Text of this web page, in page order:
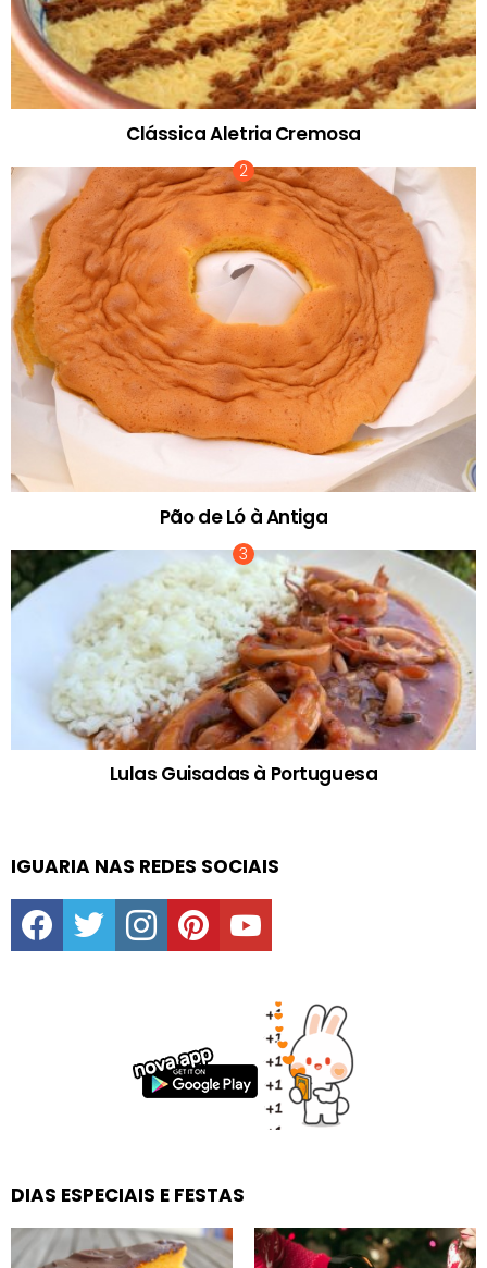
Clássica Aletria Cremosa
Pão de Ló à Antiga
Lulas Guisadas à Portuguesa
IGUARIA NAS REDES SOCIAIS
facebooktwitter instagrampinterestyoutube
DIAS ESPECIAIS E FESTAS